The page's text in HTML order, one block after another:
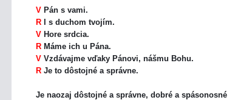
V Pán s vami.
R I s duchom tvojím.
V Hore srdcia.
R Máme ich u Pána.
V Vzdávajme vďaky Pánovi, nášmu Bohu.
R Je to dôstojné a správne.
Je naozaj dôstojné a správne, dobré a spásonosné